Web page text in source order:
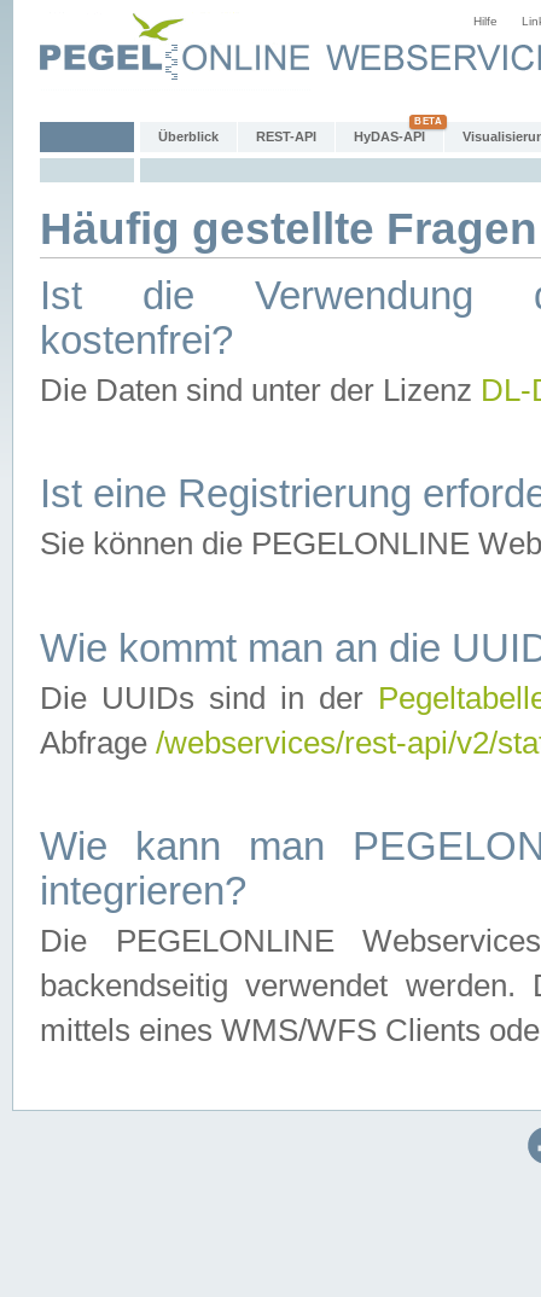
Hilfe
Überblick REST-API HyDAS-API
Häufig gestellte
Ist die Verwendung
kostenfrei?
Die Daten sind unter der Lizenz
Ist eine Registrierung
Sie können die PEGELONLINE
Wie kommt man an die
Die UUIDs sind in der
Abfrage /webservices/rest-api/v2/
Wie kann man
integrieren?
Die PEGELONLINE
backendseitig verwendet
mittels eines WMS/WFS Clients